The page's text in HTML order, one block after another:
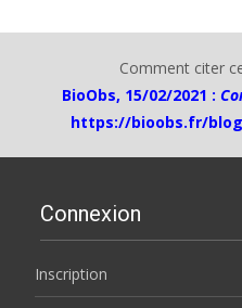
Comment citer
BioObs, 15/02/2021 :
https://bioobs.fr/
Connexion
Inscription